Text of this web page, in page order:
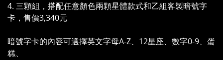
4. 三顆組，搭配任意顏色兩顆星體款式和乙組客製暗號字
卡，售價3,340元
暗號字卡的內容可選擇英文字母A-Z、12星座、數字0-9、蛋
糕、